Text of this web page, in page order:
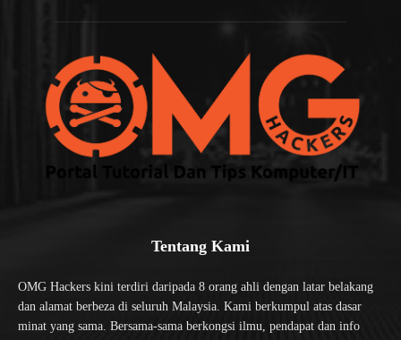
Tentang Kami
OMG Hackers kini terdiri daripada 8 orang ahli dengan latar belakang
dan alamat berbeza di seluruh Malaysia. Kami berkumpul atas dasar
minat yang sama. Bersama-sama berkongsi ilmu, pendapat dan info